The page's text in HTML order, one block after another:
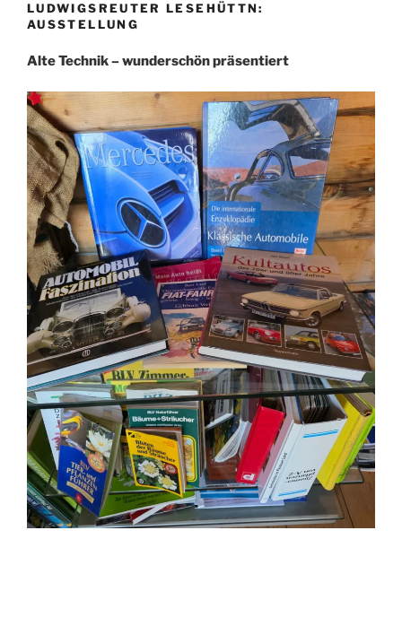
LUDWIGSREUTER LESEHÜTTN:
AUSSTELLUNG
Alte Technik – wunderschön präsentiert